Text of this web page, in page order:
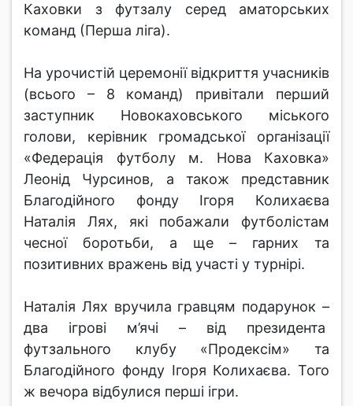
Каховки з футзалу серед аматорських
команд (Перша ліга).
На урочистій церемонії відкриття учасників
(всього – 8 команд) привітали перший
заступник Новокаховського міського
голови, керівник громадської організації
«Федерація футболу м. Нова Каховка»
Леонід Чурсинов, а також представник
Благодійного фонду Ігоря Колихаєва
Наталія Лях, які побажали футболістам
чесної боротьби, а ще – гарних та
позитивних вражень від участі у турнірі.
Наталія Лях вручила гравцям подарунок –
два ігрові м’ячі – від президента
футзального клубу «Продексім» та
Благодійного фонду Ігоря Колихаєва. Того
ж вечора відбулися перші ігри.